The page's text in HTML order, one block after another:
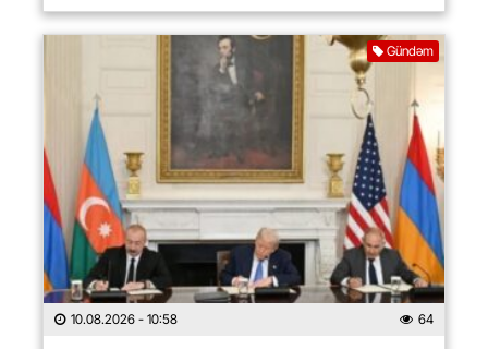
Gündəm
10.08.2026 - 10:58 64